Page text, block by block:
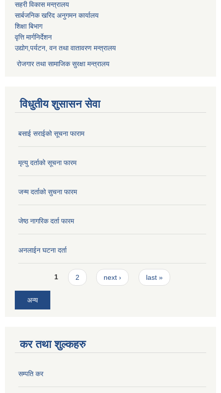
सहरी विकास मन्त्रालय
सार्बजनिक खरिद अनुगमन कार्यालय
शिक्षा बिभाग
वृत्ति मार्गनिर्देशन
उद्योग,पर्यटन, वन तथा वातावरण मन्त्रालय
रोजगार तथा सामाजिक सुरक्षा मन्त्रालय
विधुतीय शुसासन सेवा
बसाई सराईको सूचना फाराम
मृत्यु दर्ताको सूचना फारम
जन्म दर्ताको सुचना फारम
जेष्ठ नागरिक दर्ता फारम
अनलाईन घटना दर्ता
Pages1 2 next › last »
अन्य
कर तथा शुल्कहरु
सम्पति कर